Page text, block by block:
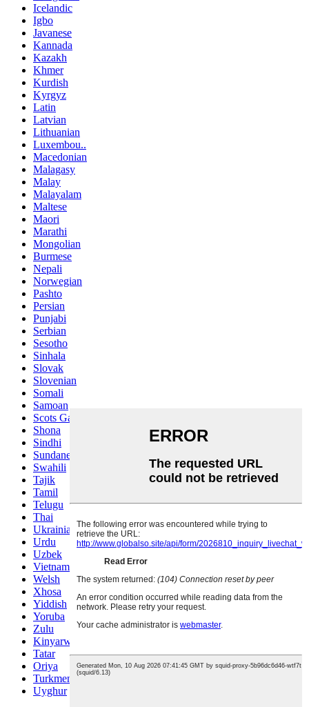
Icelandic
Igbo
Javanese
Kannada
Kazakh
Khmer
Kurdish
Kyrgyz
Latin
Latvian
Lithuanian
Luxembou..
Macedonian
Malagasy
Malay
Malayalam
Maltese
Maori
Marathi
Mongolian
Burmese
Nepali
Norwegian
Pashto
Persian
Punjabi
Serbian
Sesotho
Sinhala
Slovak
Slovenian
Somali
Samoan
Scots Gaelic
Shona
Sindhi
Sundanese
Swahili
Tajik
Tamil
Telugu
Thai
Ukrainian
Urdu
Uzbek
Vietnamese
Welsh
Xhosa
Yiddish
Yoruba
Zulu
Kinyarwanda
Tatar
Oriya
Turkmen
Uyghur